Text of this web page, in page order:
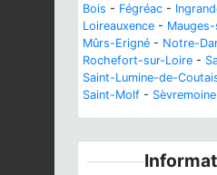
Bois - Fégréac -
Loireauxence -
Mûrs-Erigné - Notre-
Rochefort-sur-Loire -
Saint-Lumine-de-
Saint-Molf - Sèvremoine